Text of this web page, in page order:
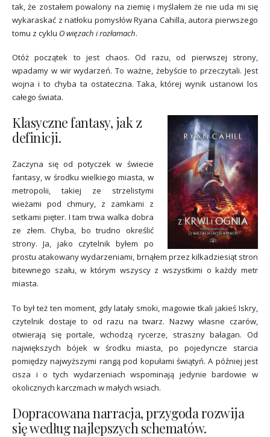
tak, że zostałem powalony na ziemię i myślałem że nie uda mi się
wykaraskać z natłoku pomysłów Ryana Cahilla, autora pierwszego
tomu z cyklu O więzach i rozłamach.
Otóż początek to jest chaos. Od razu, od pierwszej strony,
wpadamy w wir wydarzeń. To ważne, żebyście to przeczytali. Jest
wojna i to chyba ta ostateczna. Taka, której wynik ustanowi los
całego świata.
Klasyczne fantasy, jak z
definicji.
Zaczyna się od potyczek w świecie
fantasy, w środku wielkiego miasta, w
metropolii, takiej ze strzelistymi
wieżami pod chmury, z zamkami z
setkami pięter. I tam trwa walka dobra
ze złem. Chyba, bo trudno określić
strony. Ja, jako czytelnik byłem po
prostu atakowany wydarzeniami, brnąłem przez kilkadziesiąt stron
bitewnego szału, w którym wszyscy z wszystkimi o każdy metr
miasta.
To był też ten moment, gdy latały smoki, magowie tkali jakieś Iskry,
czytelnik dostaje to od razu na twarz. Nazwy własne czarów,
otwierają się portale, wchodzą rycerze, straszny bałagan. Od
największych bójek w środku miasta, po pojedyncze starcia
pomiędzy najwyższymi rangą pod kopułami świątyń. A później jest
cisza i o tych wydarzeniach wspominają jedynie bardowie w
okolicznych karczmach w małych wsiach.
Dopracowana narracja, przygoda rozwija
się według najlepszych schematów.